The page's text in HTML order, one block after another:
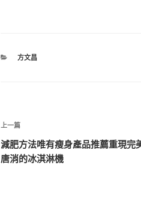
分
方文昌
文
章
導
上
一
篇
上一篇
減肥方法唯有瘦身產品推薦重現完
唐消的冰淇淋機